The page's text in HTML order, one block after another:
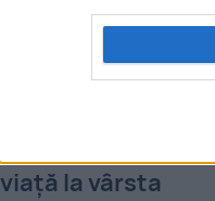
Medicul
la vârsta